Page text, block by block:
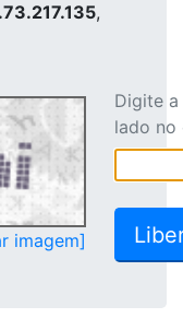
,
imagem]
Digite
lado no